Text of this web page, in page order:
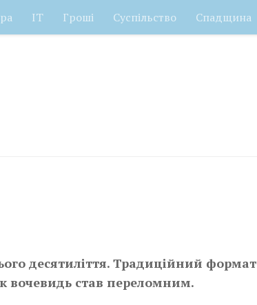
ІТ Гроші Суспільство Спадщина
десятиліття. Традиційний формат
вочевидь став переломним.